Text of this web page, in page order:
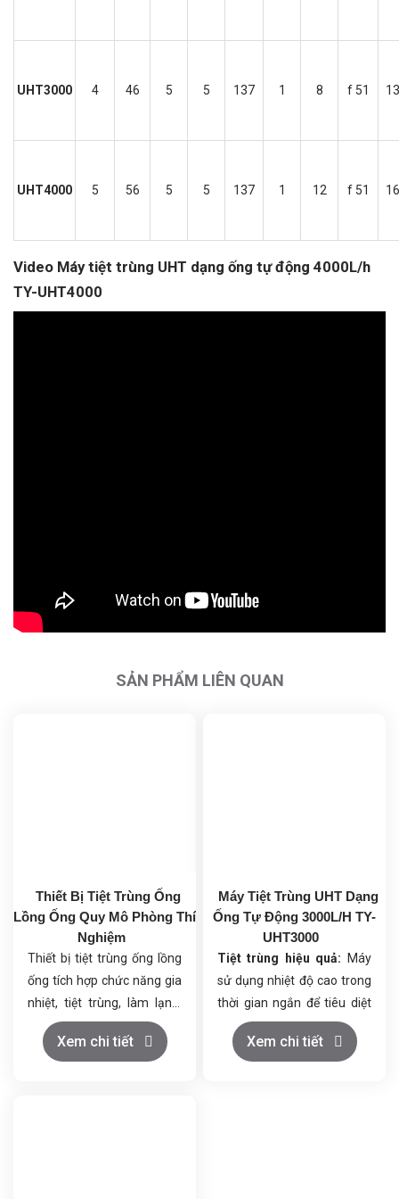
UHT3000 4 46 5 5 137 1 8 f 51
UHT4000 5 56 5 5 137 1 12 f 51
Video Máy tiệt trùng UHT dạng ống tự động 4000L/h
TY-UHT4000
SẢN PHẨM LIÊN QUAN
Thiết Bị Tiệt Trùng Ống
Lồng Ống Quy Mô Phòng Thí
Nghiệm
Thiết bị tiệt trùng ống lồng
ống tích hợp chức năng gia
nhiệt, tiệt trùng, làm lạnh.
Thiết bị có thể điều khiển
các thông số khác nhau
Xem chi tiết
Máy Tiệt Trùng UHT Dạng
Ống Tự Động 3000L/H TY-
UHT3000
Tiệt trùng hiệu quả: Máy
sử dụng nhiệt độ cao trong
thời gian ngắn để tiêu diệt
hoàn toàn vi khuẩn gây hại,
đảm bảo sản phẩm được
Xem chi tiết